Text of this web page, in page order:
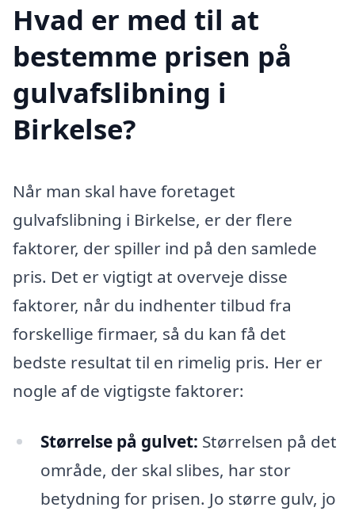
Hvad er med til at
bestemme prisen på
gulvafslibning i
Birkelse?
Når man skal have foretaget
gulvafslibning i Birkelse, er der flere
faktorer, der spiller ind på den samlede
pris. Det er vigtigt at overveje disse
faktorer, når du indhenter tilbud fra
forskellige firmaer, så du kan få det
bedste resultat til en rimelig pris. Her er
nogle af de vigtigste faktorer:
Størrelse på gulvet: Størrelsen på det
område, der skal slibes, har stor
betydning for prisen. Jo større gulv, jo